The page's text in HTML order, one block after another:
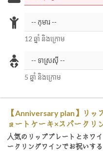
12 ឆ្នាំ និងក្រោម
5 ឆ្នាំ និងក្រោម
【Anniversary plan】リ
ョートケーキ×スパークリ
人気のリッププレートとホワ
ークリングワインでお祝いす